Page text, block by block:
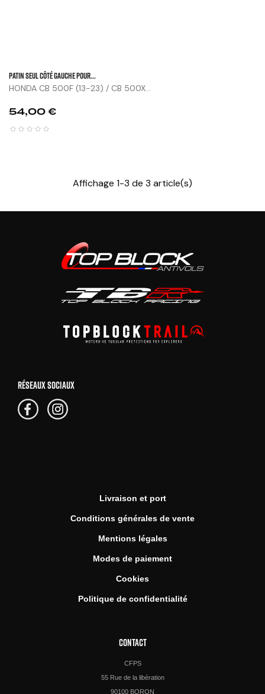
Patin Seul Côté Gauche Pour...
HONDA CB 500F (13-23) / CB 500X...
Prix
54,00 €
Affichage 1-3 de 3 article(s)
RÉSEAUX SOCIAUX
Livraison et port
Conditions générales de vente
Mentions légales
Modes de paiement
Cookies
Politique de confidentialité
CONTACT
CFPS
55 Rue de la libération
90100 BORON